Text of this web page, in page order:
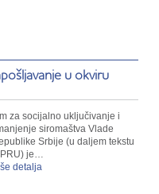
u okviru
za socijalno uključivanje i
siromaštva Vlade
Srbije (u daljem tekstu
je…
detalja